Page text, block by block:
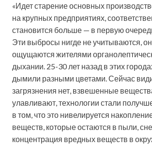
«Идет старение основных
на крупных предприятиях,
становится больше — в первую
Эти выбросы нигде не учитываются,
ощущаются жителями
дыхании. 25-30 лет назад в этих
дымили разными цветами. Сейчас
загрязнения нет, взвешенные
улавливают, технологии стали
в том, что это нивелируется
веществ, которые остаются в пыли,
концентрация вредных веществ в